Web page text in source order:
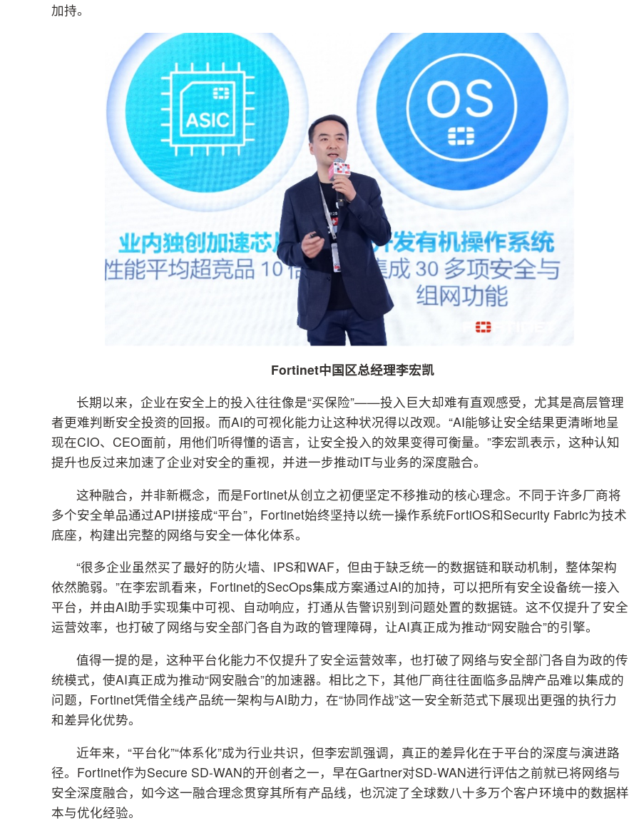
加持。
Fortinet中国区总经理李宏凯
长期以来，企业在安全上的投入往往像是“买保险”——投入巨大却难有直观感受，尤其是高层管理
者更难判断安全投资的回报。而AI的可视化能力让这种状况得以改观。“AI能够让安全结果更清晰地呈
现在CIO、CEO面前，用他们听得懂的语言，让安全投入的效果变得可衡量。”李宏凯表示，这种认知
提升也反过来加速了企业对安全的重视，并进一步推动IT与业务的深度融合。
这种融合，并非新概念，而是Fortinet从创立之初便坚定不移推动的核心理念。不同于许多厂商将
多个安全单品通过API拼接成“平台”，Fortinet始终坚持以统一操作系统FortiOS和Security Fabric为技术
底座，构建出完整的网络与安全一体化体系。
“很多企业虽然买了最好的防火墙、IPS和WAF，但由于缺乏统一的数据链和联动机制，整体架构
依然脆弱。”在李宏凯看来，Fortinet的SecOps集成方案通过AI的加持，可以把所有安全设备统一接入
平台，并由AI助手实现集中可视、自动响应，打通从告警识别到问题处置的数据链。这不仅提升了安全
运营效率，也打破了网络与安全部门各自为政的管理障碍，让AI真正成为推动“网安融合”的引擎。
值得一提的是，这种平台化能力不仅提升了安全运营效率，也打破了网络与安全部门各自为政的传
统模式，使AI真正成为推动“网安融合”的加速器。相比之下，其他厂商往往面临多品牌产品难以集成的
问题，Fortinet凭借全线产品统一架构与AI助力，在“协同作战”这一安全新范式下展现出更强的执行力
和差异化优势。
近年来，“平台化”“体系化”成为行业共识，但李宏凯强调，真正的差异化在于平台的深度与演进路
径。Fortinet作为Secure SD-WAN的开创者之一，早在Gartner对SD-WAN进行评估之前就已将网络与
安全深度融合，如今这一融合理念贯穿其所有产品线，也沉淀了全球数八十多万个客户环境中的数据样
本与优化经验。